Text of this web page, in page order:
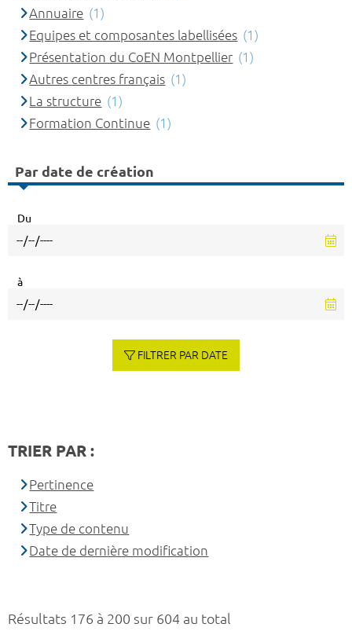
Résultats 176 à 200 sur 604 au total
Annuaire (1)
Equipes et composantes labellisées (1)
Présentation du CoEN Montpellier (1)
Autres centres français (1)
La structure (1)
Formation Continue (1)
Par date de création
Du
à
FILTRER PAR DATE
TRIER PAR :
Pertinence
Titre
Type de contenu
Date de dernière modification